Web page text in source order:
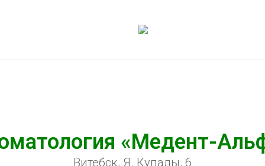
«Медент-
Витебск, Я. Купалы, 6